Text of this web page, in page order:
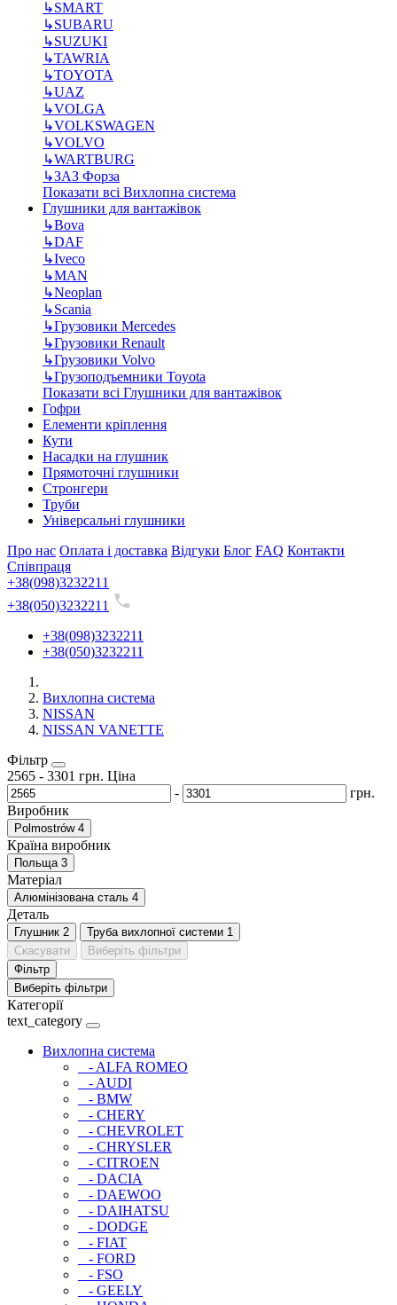
↳SMART
↳SUBARU
↳SUZUKI
↳TAWRIA
↳TOYOTA
↳UAZ
↳VOLGA
↳VOLKSWAGEN
↳VOLVO
↳WARTBURG
↳ЗАЗ Форза
Показати всі Вихлопна система
Глушники для вантажівок
↳Bova
↳DAF
↳Iveco
↳MAN
↳Neoplan
↳Scania
↳Грузовики Mercedes
↳Грузовики Renault
↳Грузовики Volvo
↳Грузоподъемники Toyota
Показати всі Глушники для вантажівок
Гофри
Елементи кріплення
Кути
Насадки на глушник
Прямоточні глушники
Стронгери
Труби
Універсальні глушники
Про нас Оплата і доставка Відгуки Блог FAQ Контакти
Співпраця
+38(098)3232211
+38(050)3232211
+38(098)3232211
+38(050)3232211
Вихлопна система
NISSAN
NISSAN VANETTE
Фільтр
2565 - 3301 грн. Ціна
-
грн.
Виробник
Polmostrów 4
Країна виробник
Польща 3
Матеріал
Алюмінізована сталь 4
Деталь
Глушник 2 Труба вихлопної системи 1
Скасувати
Виберіть фільтри
Фільтр
Виберіть фільтри
Категорії
text_category
Вихлопна система
- ALFA ROMEO
- AUDI
- BMW
- CHERY
- CHEVROLET
- CHRYSLER
- CITROEN
- DACIA
- DAEWOO
- DAIHATSU
- DODGE
- FIAT
- FORD
- FSO
- GEELY